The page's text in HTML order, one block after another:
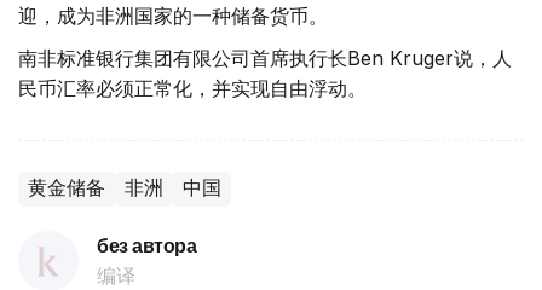
迎，成为非洲国家的一种储备货币。
南非标准银行集团有限公司首席执行长Ben Kruger说，人
民币汇率必须正常化，并实现自由浮动。
黄金储备 非洲 中国
без автора
编译